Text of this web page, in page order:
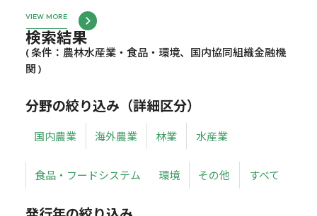
VIEW MORE
検索結果
( 条件：農林水産業・食品・環境、国内協同組織金融機
関 )
分野の絞り込み（詳細区分）
国内農業 海外農業 林業 水産業
食品・フードシステム 環境 その他 すべて